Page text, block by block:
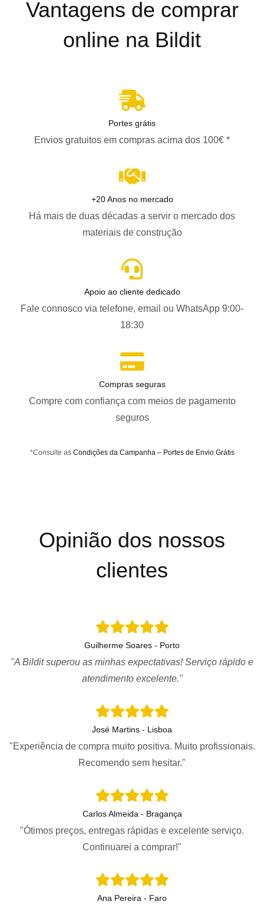
Vantagens de comprar
online na Bildit
Portes grátis
Envios gratuitos em compras acima dos 100€ *
+20 Anos no mercado
Há mais de duas décadas a servir o mercado dos
materiais de construção
Apoio ao cliente dedicado
Fale connosco via telefone, email ou WhatsApp 9:00-
18:30
Compras seguras
Compre com confiança com meios de pagamento
seguros
*Consulte as Condições da Campanha – Portes de Envio Grátis
Opinião dos nossos
clientes
Guilherme Soares - Porto
"A Bildit superou as minhas expectativas! Serviço rápido e
atendimento excelente."
José Martins - Lisboa
"Experiência de compra muito positiva. Muito profissionais.
Recomendo sem hesitar."
Carlos Almeida - Bragança
"Ótimos preços, entregas rápidas e excelente serviço.
Continuarei a comprar!"
Ana Pereira - Faro